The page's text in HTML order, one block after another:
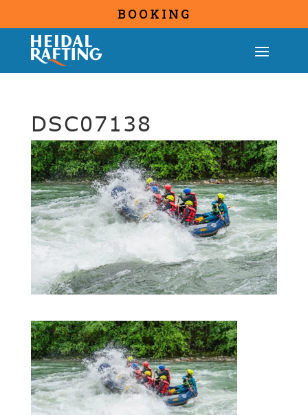
BOOKING
DSC07138